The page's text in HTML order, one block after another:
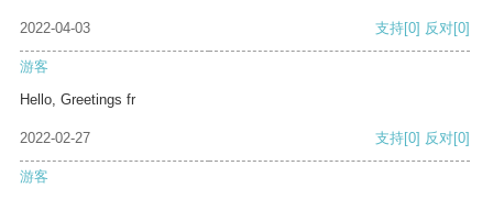
2022-04-03 支持[0] 反对[0]
游客
Hello, Greetings fr
2022-02-27 支持[0] 反对[0]
游客